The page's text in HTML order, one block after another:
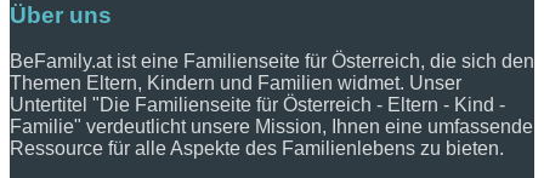
Über uns
BeFamily.at ist eine Familienseite für Österreich, die sich den
Themen Eltern, Kindern und Familien widmet. Unser
Untertitel "Die Familienseite für Österreich - Eltern - Kind -
Familie" verdeutlicht unsere Mission, Ihnen eine umfassende
Ressource für alle Aspekte des Familienlebens zu bieten.